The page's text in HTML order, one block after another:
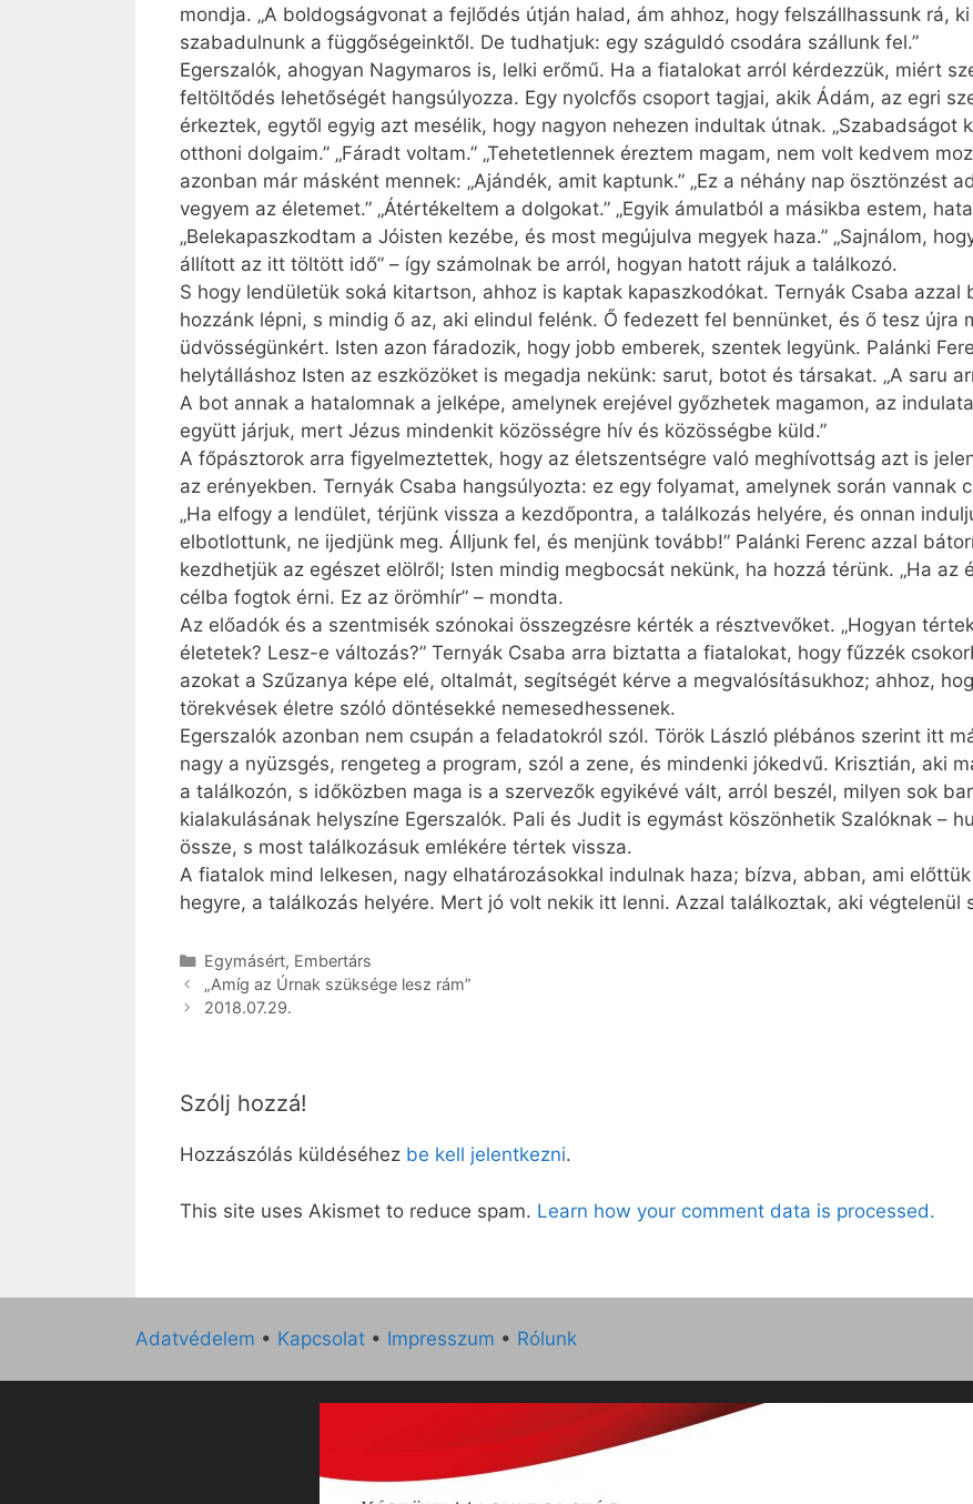
mondja. „A boldogságvonat a fejlődés útján halad, ám ahhoz, hogy felszállhassunk rá,
szabadulnunk a függőségeinktől. De tudhatjuk: egy száguldó csodára szállunk fel.”
Egerszalók, ahogyan Nagymaros is, lelki erőmű. Ha a fiatalokat arról kérdezzük, miért
feltöltődés lehetőségét hangsúlyozza. Egy nyolcfős csoport tagjai, akik Ádám, az egri
érkeztek, egytől egyig azt mesélik, hogy nagyon nehezen indultak útnak. „Szabadságot
otthoni dolgaim.” „Fáradt voltam.” „Tehetetlennek éreztem magam, nem volt kedvem
azonban már másként mennek: „Ajándék, amit kaptunk.” „Ez a néhány nap ösztönzést
vegyem az életemet.” „Átértékeltem a dolgokat.” „Egyik ámulatból a másikba estem,
„Belekapaszkodtam a Jóisten kezébe, és most megújulva megyek haza.” „Sajnálom,
állított az itt töltött idő” – így számolnak be arról, hogyan hatott rájuk a találkozó.
S hogy lendületük soká kitartson, ahhoz is kaptak kapaszkodókat. Ternyák Csaba
hozzánk lépni, s mindig ő az, aki elindul felénk. Ő fedezett fel bennünket, és ő tesz újra
üdvösségünkért. Isten azon fáradozik, hogy jobb emberek, szentek legyünk. Palánki
helytálláshoz Isten az eszközöket is megadja nekünk: sarut, botot és társakat. „A saru
A bot annak a hatalomnak a jelképe, amelynek erejével győzhetek magamon, az
együtt járjuk, mert Jézus mindenkit közösségre hív és közösségbe küld.”
A főpásztorok arra figyelmeztettek, hogy az életszentségre való meghívottság azt is
az erényekben. Ternyák Csaba hangsúlyozta: ez egy folyamat, amelynek során vannak
„Ha elfogy a lendület, térjünk vissza a kezdőpontra, a találkozás helyére, és onnan
elbotlottunk, ne ijedjünk meg. Álljunk fel, és menjünk tovább!” Palánki Ferenc azzal
kezdhetjük az egészet elölről; Isten mindig megbocsát nekünk, ha hozzá térünk. „Ha az
célba fogtok érni. Ez az örömhír” – mondta.
Az előadók és a szentmisék szónokai összegzésre kérték a résztvevőket. „Hogyan
életetek? Lesz-e változás?” Ternyák Csaba arra biztatta a fiatalokat, hogy fűzzék
azokat a Szűzanya képe elé, oltalmát, segítségét kérve a megvalósításukhoz; ahhoz,
törekvések életre szóló döntésekké nemesedhessenek.
Egerszalók azonban nem csupán a feladatokról szól. Török László plébános szerint itt
nagy a nyüzsgés, rengeteg a program, szól a zene, és mindenki jókedvű. Krisztián, aki
a találkozón, s időközben maga is a szervezők egyikévé vált, arról beszél, milyen sok
kialakulásának helyszíne Egerszalók. Pali és Judit is egymást köszönhetik Szalóknak –
össze, s most találkozásuk emlékére tértek vissza.
A fiatalok mind lelkesen, nagy elhatározásokkal indulnak haza; bízva, abban, ami
hegyre, a találkozás helyére. Mert jó volt nekik itt lenni. Azzal találkoztak, aki végtelenül
Kategória
Egymásért, Embertárs
„Amíg az Úrnak szüksége lesz rám”
2018.07.29.
Szólj hozzá!
Hozzászólás küldéséhez be kell jelentkezni.
This site uses Akismet to reduce spam. Learn how your comment data is processed.
Adatvédelem • Kapcsolat • Impresszum • Rólunk